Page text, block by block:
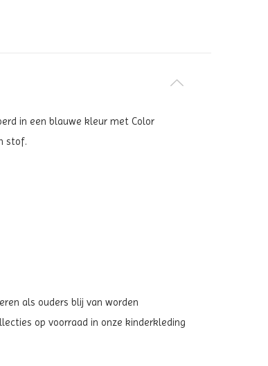
in een blauwe kleur met Color
stof.
als ouders blij van worden
op voorraad in onze kinderkleding